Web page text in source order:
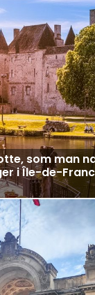
som man
i Île-de-